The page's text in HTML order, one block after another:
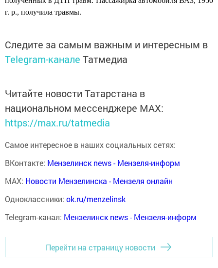
г. р., получила травмы.
Следите за самым важным и интересным в
Telegram-канале Татмедиа
Читайте новости Татарстана в
национальном мессенджере MАХ:
https://max.ru/tatmedia
Самое интересное в наших социальных сетях:
ВКонтакте: Мензелинск news - Мензеля-информ
MAX: Новости Мензелинска - Мензеля онлайн
Одноклассники: ok.ru/menzelinsk
Telegram-канал: Мензелинск news - Мензеля-информ
Перейти на страницу новости